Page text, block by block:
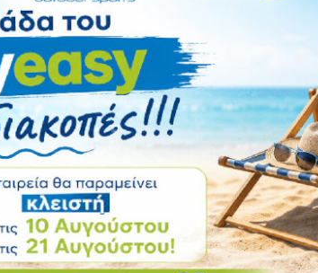
ΕΙΔΗ CAMPING
Αρχική ΠΕΖΟΠΟΡΙΑ
Κάλτσες
Heat
Κωδικός